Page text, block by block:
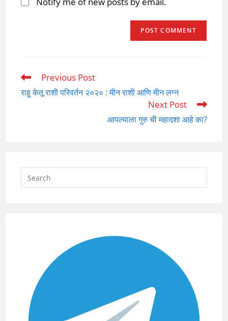
Read
more
articles
Previous Post
राहू केतू राशी परिवर्तन २०२० : मीन राशी आणि मीन लग्न
Next Post
आपल्याला गुरु ची महादशा आहे का?